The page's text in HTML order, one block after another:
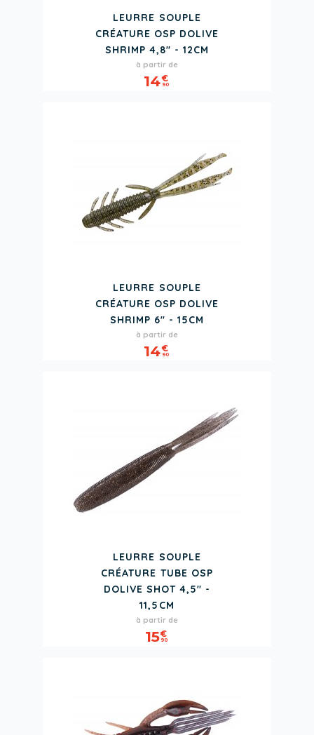
LEURRE SOUPLE
CRÉATURE OSP DOLIVE
SHRIMP 4,8" - 12CM
Prix
à partir de
14€
90
LEURRE SOUPLE
CRÉATURE OSP DOLIVE
SHRIMP 6" - 15CM
Prix
à partir de
14€
90
LEURRE SOUPLE
CRÉATURE TUBE OSP
DOLIVE SHOT 4,5" -
11,5CM
Prix
à partir de
15€
90